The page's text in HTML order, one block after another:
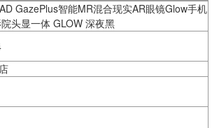
GazePlus智能MR混合现实AR眼镜Glow手机
头显一体 GLOW 深夜黑